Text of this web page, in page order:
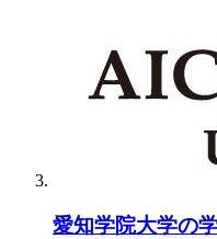
愛知学院大学の